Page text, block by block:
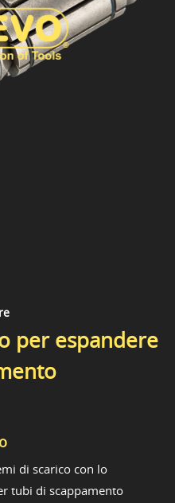
per espandere
di scarico con lo
tubi di scappamento